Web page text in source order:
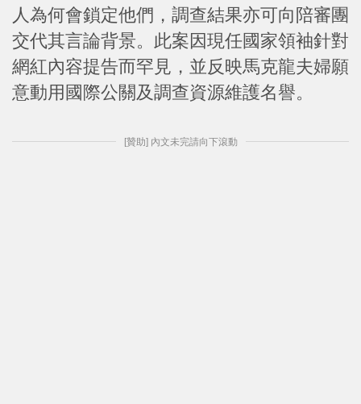
人為何會鎖定他們，調查結果亦可向陪審團
交代其言論背景。此案因現任國家領袖針對
網紅內容提告而罕見，並反映馬克龍夫婦願
意動用國際公關及調查資源維護名譽。
[贊助] 內文未完請向下滾動